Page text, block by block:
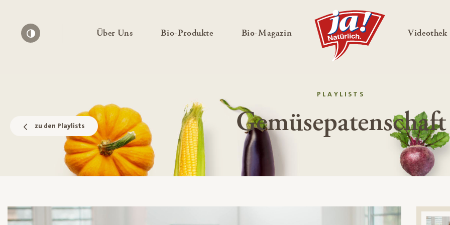
Über Uns— Untermenü ausklappen
Bio-Produkte— Untermenü ausklappen
Bio-Magazin — Untermenü ausklappen Videothek
zu den Playlists
PLAYLISTS
Gemüsepatenschaft